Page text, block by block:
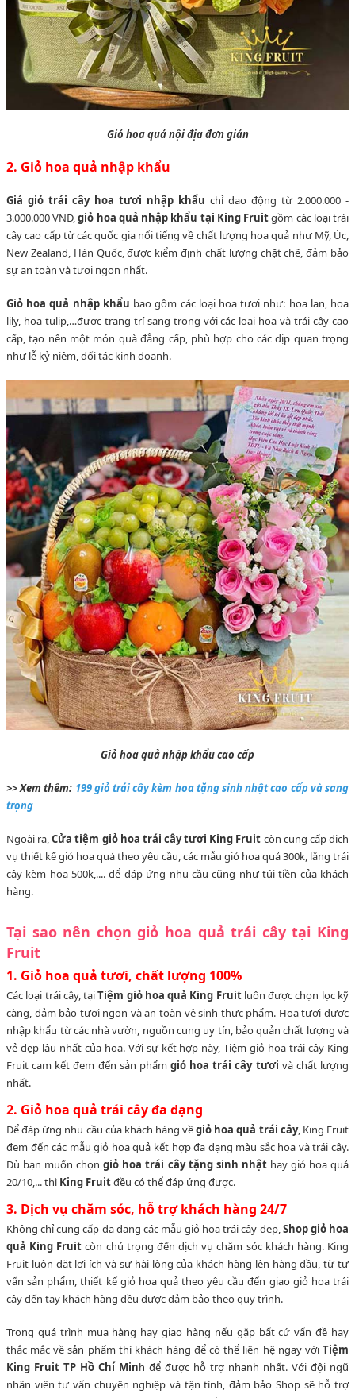
Giỏ hoa quả nội địa đơn giản
2. Giỏ hoa quả nhập khẩu
Giá giỏ trái cây hoa tươi nhập khẩu chỉ dao động từ 2.000.000 -
3.000.000 VNĐ,giỏ hoa quả nhập khẩu tại King Fruitgồm các loại trái
cây cao cấp từ các quốc gia nổi tiếng về chất lượng hoa quả như Mỹ, Úc,
New Zealand, Hàn Quốc, được kiểm định chất lượng chặt chẽ, đảm bảo
sự an toàn và tươi ngon nhất.
Giỏ hoa quả nhập khẩu bao gồm các loại hoa tươi như: hoa lan, hoa
lily, hoa tulip,…được trang trí sang trọng với các loại hoa và trái cây cao
cấp, tạo nên một món quà đẳng cấp, phù hợp cho các dịp quan trọng
như lễ kỷ niệm, đối tác kinh doanh.
Giỏ hoa quả nhập khẩu cao cấp
>> Xem thêm: 199 giỏ trái cây kèm hoa tặng sinh nhật cao cấp và sang
trọng
Ngoài ra,Cửa tiệm giỏ hoa trái cây tươi King Fruit còn cung cấp dịch
vụ thiết kế giỏ hoa quả theo yêu cầu, các mẫu giỏ hoa quả 300k, lẵng trái
cây kèm hoa 500k,.... để đáp ứng nhu cầu cũng như túi tiền của khách
hàng.
Tại sao nên chọn giỏ hoa quả trái cây tại King
Fruit
1. Giỏ hoa quả tươi, chất lượng 100%
Các loại trái cây, tạiTiệm giỏ hoa quả King Fruitluôn được chọn lọc kỹ
càng, đảm bảo tươi ngon và an toàn vệ sinh thực phẩm. Hoa tươi được
nhập khẩu từ các nhà vườn, nguồn cung uy tín, bảo quản chất lượng và
vẻ đẹp lâu nhất của hoa. Với sự kết hợp này, Tiệm giỏ hoa trái cây King
Fruit cam kết đem đến sản phẩm giỏ hoa trái cây tươi và chất lượng
nhất.
2. Giỏ hoa quả trái cây đa dạng
Để đáp ứng nhu cầu của khách hàng vềgiỏ hoa quả trái cây, King Fruit
đem đến các mẫu giỏ hoa quả kết hợp đa dạng màu sắc hoa và trái cây.
Dù bạn muốn chọn giỏ hoa trái cây tặng sinh nhậthay giỏ hoa quả
20/10,... thì King Fruitđều có thể đáp ứng được.
3. Dịch vụ chăm sóc, hỗ trợ khách hàng 24/7
Không chỉ cung cấp đa dạng các mẫu giỏ hoa trái cây đẹp,Shop giỏ hoa
quả King Fruitcòn chú trọng đến dịch vụ chăm sóc khách hàng. King
Fruit luôn đặt lợi ích và sự hài lòng của khách hàng lên hàng đầu, từ tư
vấn sản phẩm, thiết kế giỏ hoa quả theo yêu cầu đến giao giỏ hoa trái
cây đến tay khách hàng đều được đảm bảo theo quy trình.
Trong quá trình mua hàng hay giao hàng nếu gặp bất cứ vấn đề hay
thắc mắc về sản phẩm thì khách hàng để có thể liên hệ ngay với Tiệm
King Fruit TP Hồ Chí Minh để được hỗ trợ nhanh nhất. Với đội ngũ
nhân viên tư vấn chuyên nghiệp và tận tình, đảm bảo Shop sẽ hỗ trợ